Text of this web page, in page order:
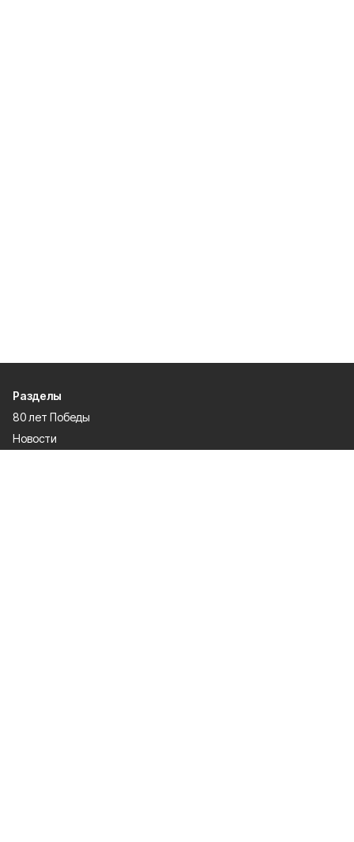
Разделы
80 лет Победы
Новости